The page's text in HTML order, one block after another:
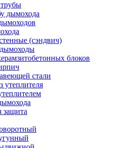
дымохода
(сэндвич)
блоков
стали
утеплителя